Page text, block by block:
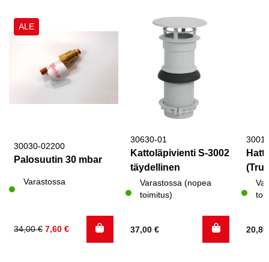
ALE
30030-02200
Palosuutin 30 mbar
Varastossa
34,00€
Alkuperäinen
7,60 €
Nykyinen
30630-01
Kattoläpivienti S-3002
täydellinen
Varastossa (nopea
toimitus)
37,00 €